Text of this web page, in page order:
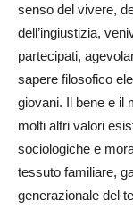
senso del vivere,
dell’ingiustizia,
partecipati,
sapere filosofico
giovani. Il bene e il
molti altri valori
sociologiche e
tessuto familiare,
generazionale del